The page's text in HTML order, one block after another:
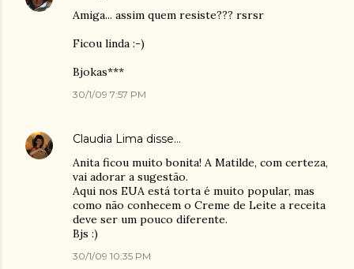
Amiga... assim quem resiste??? rsrsr
Ficou linda :-)
Bjokas***
30/1/09 7:57 PM
Claudia Lima disse…
Anita ficou muito bonita! A Matilde, com certeza,
vai adorar a sugestão.
Aqui nos EUA está torta é muito popular, mas
como não conhecem o Creme de Leite a receita
deve ser um pouco diferente.
Bjs :)
30/1/09 10:35 PM